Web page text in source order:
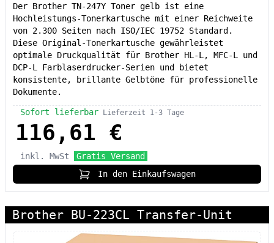
Der Brother TN-247Y Toner gelb ist eine
Hochleistungs-Tonerkartusche mit einer Reichweite
von 2.300 Seiten nach ISO/IEC 19752 Standard.
Diese Original-Tonerkartusche gewährleistet
optimale Druckqualität für Brother HL-L, MFC-L und
DCP-L Farblaserdrucker-Serien und bietet
konsistente, brillante Gelbtöne für professionelle
Dokumente.
Sofort lieferbar Lieferzeit 1-3 Tage
116,61 €
inkl. MwSt
Gratis Versand
In den Einkaufswagen
Brother BU-223CL Transfer-Unit